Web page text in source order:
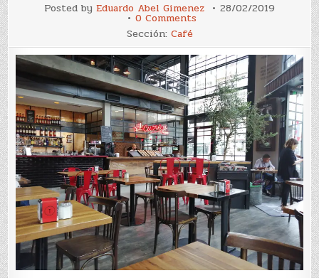
Posted by Eduardo Abel Gimenez 28/02/2019
0 Commentson
Sección: Café